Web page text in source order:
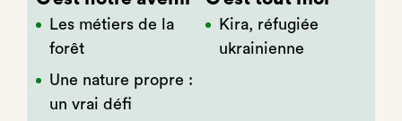
Les métiers de la
forêt
Une nature propre :
un vrai défi
Kira, réfugiée
ukrainienne